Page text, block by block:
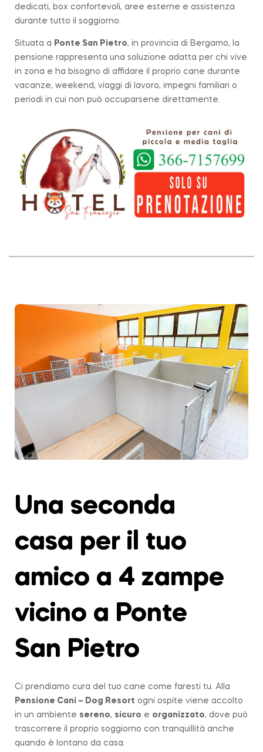
dedicati, box confortevoli, aree esterne e assistenza
durante tutto il soggiorno.
Situata a Ponte San Pietro, in provincia di Bergamo, la
pensione rappresenta una soluzione adatta per chi vive
in zona e ha bisogno di affidare il proprio cane durante
vacanze, weekend, viaggi di lavoro, impegni familiari o
periodi in cui non può occuparsene direttamente.
Una seconda
casa per il tuo
amico a 4 zampe
vicino a Ponte
San Pietro
Ci prendiamo cura del tuo cane come faresti tu. Alla
Pensione Cani – Dog Resort ogni ospite viene accolto
in un ambiente sereno, sicuro e organizzato, dove può
trascorrere il proprio soggiorno con tranquillità anche
quando è lontano da casa.